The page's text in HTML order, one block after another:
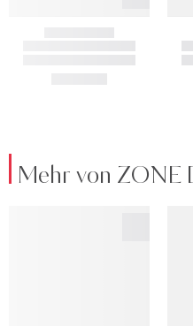
Mehr von ZONE